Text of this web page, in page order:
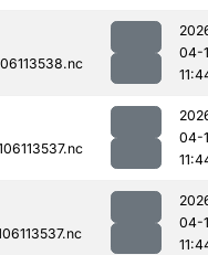
04-
04-
04-